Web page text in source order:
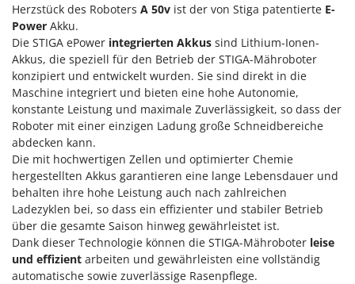
Herzstück des Roboters A 50v ist der von Stiga patentierte E-
Power Akku.
Die STIGA ePower integrierten Akkus sind Lithium-Ionen-
Akkus, die speziell für den Betrieb der STIGA-Mähroboter
konzipiert und entwickelt wurden. Sie sind direkt in die
Maschine integriert und bieten eine hohe Autonomie,
konstante Leistung und maximale Zuverlässigkeit, so dass der
Roboter mit einer einzigen Ladung große Schneidbereiche
abdecken kann.
Die mit hochwertigen Zellen und optimierter Chemie
hergestellten Akkus garantieren eine lange Lebensdauer und
behalten ihre hohe Leistung auch nach zahlreichen
Ladezyklen bei, so dass ein effizienter und stabiler Betrieb
über die gesamte Saison hinweg gewährleistet ist.
Dank dieser Technologie können die STIGA-Mähroboter leise
und effizient arbeiten und gewährleisten eine vollständig
automatische sowie zuverlässige Rasenpflege.